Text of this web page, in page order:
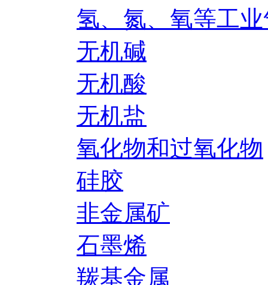
氢、氮、氧等工
无机碱
无机酸
无机盐
氧化物和过氧化物
硅胶
非金属矿
石墨烯
羰基金属